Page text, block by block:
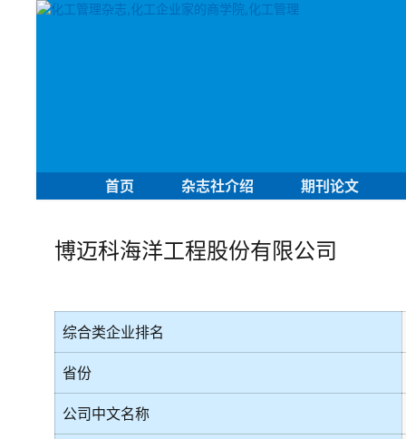
首页 杂志社介绍 期刊论文
博迈科海洋工程股份有限公司
综合类企业排名
省份
公司中文名称